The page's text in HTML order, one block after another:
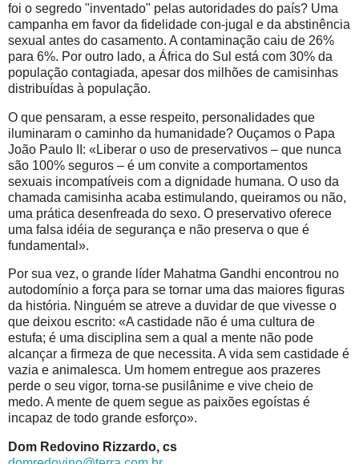
foi o segredo "inventado" pelas autoridades do país? Uma
campanha em favor da fidelidade con-jugal e da abstinência
sexual antes do casamento. A contaminação caiu de 26%
para 6%. Por outro lado, a África do Sul está com 30% da
população contagiada, apesar dos milhões de camisinhas
distribuídas à população.
O que pensaram, a esse respeito, personalidades que
iluminaram o caminho da humanidade? Ouçamos o Papa
João Paulo II: «Liberar o uso de preservativos – que nunca
são 100% seguros – é um convite a comportamentos
sexuais incompatíveis com a dignidade humana. O uso da
chamada camisinha acaba estimulando, queiramos ou não,
uma prática desenfreada do sexo. O preservativo oferece
uma falsa idéia de segurança e não preserva o que é
fundamental».
Por sua vez, o grande líder Mahatma Gandhi encontrou no
autodomínio a força para se tornar uma das maiores figuras
da história. Ninguém se atreve a duvidar de que vivesse o
que deixou escrito: «A castidade não é uma cultura de
estufa; é uma disciplina sem a qual a mente não pode
alcançar a firmeza de que necessita. A vida sem castidade é
vazia e animalesca. Um homem entregue aos prazeres
perde o seu vigor, torna-se pusilânime e vive cheio de
medo. A mente de quem segue as paixões egoístas é
incapaz de todo grande esforço».
Dom Redovino Rizzardo, cs